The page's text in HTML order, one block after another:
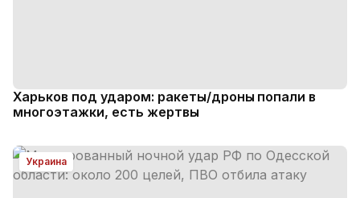
Харьков под ударом: ракеты/дроны попали в
многоэтажки, есть жертвы
Украина